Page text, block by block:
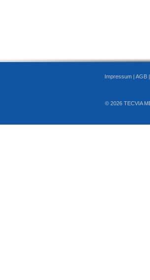
Impressum | AGB
© 2026 TECVIA